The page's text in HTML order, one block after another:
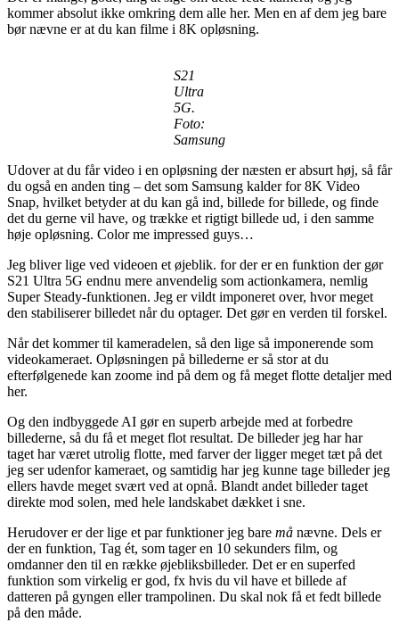
kommer absolut ikke omkring dem alle her. Men en af dem jeg bare
bør nævne er at du kan filme i 8K opløsning.
S21
Ultra
5G.
Foto:
Samsung
Udover at du får video i en opløsning der næsten er absurt høj, så får
du også en anden ting – det som Samsung kalder for 8K Video
Snap, hvilket betyder at du kan gå ind, billede for billede, og finde
det du gerne vil have, og trække et rigtigt billede ud, i den samme
høje opløsning. Color me impressed guys…
Jeg bliver lige ved videoen et øjeblik. for der er en funktion der gør
S21 Ultra 5G endnu mere anvendelig som actionkamera, nemlig
Super Steady-funktionen. Jeg er vildt imponeret over, hvor meget
den stabiliserer billedet når du optager. Det gør en verden til forskel.
Når det kommer til kameradelen, så den lige så imponerende som
videokameraet. Opløsningen på billederne er så stor at du
efterfølgenede kan zoome ind på dem og få meget flotte detaljer med
her.
Og den indbyggede AI gør en superb arbejde med at forbedre
billederne, så du få et meget flot resultat. De billeder jeg har har
taget har været utrolig flotte, med farver der ligger meget tæt på det
jeg ser udenfor kameraet, og samtidig har jeg kunne tage billeder jeg
ellers havde meget svært ved at opnå. Blandt andet billeder taget
direkte mod solen, med hele landskabet dækket i sne.
Herudover er der lige et par funktioner jeg bare må nævne. Dels er
der en funktion, Tag ét, som tager en 10 sekunders film, og
omdanner den til en række øjebliksbilleder. Det er en superfed
funktion som virkelig er god, fx hvis du vil have et billede af
datteren på gyngen eller trampolinen. Du skal nok få et fedt billede
på den måde.